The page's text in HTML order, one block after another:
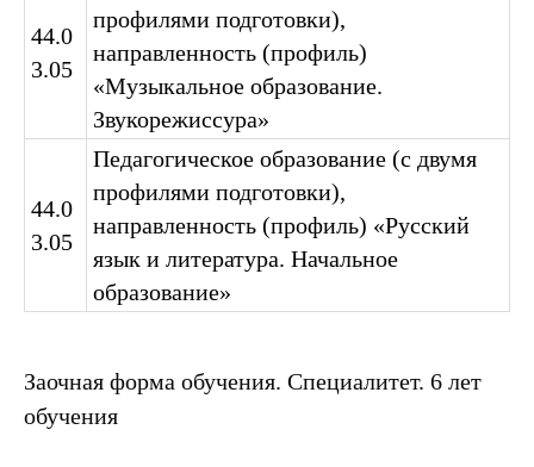
44.0
3.05
профилями подготовки),
направленность (профиль)
«Музыкальное образование.
Звукорежиссура»
44.0
3.05
Педагогическое образование (с двумя
профилями подготовки),
направленность (профиль) «Русский
язык и литература. Начальное
образование»
Заочная форма обучения. Специалитет. 6 лет
обучения